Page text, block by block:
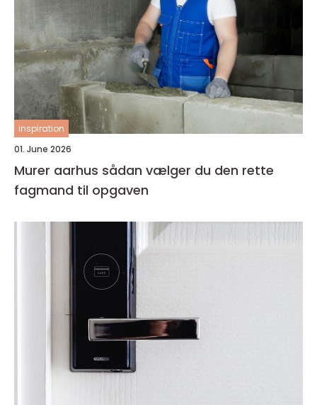
inspiration
01. June 2026
Murer aarhus sådan vælger du den rette
fagmand til opgaven